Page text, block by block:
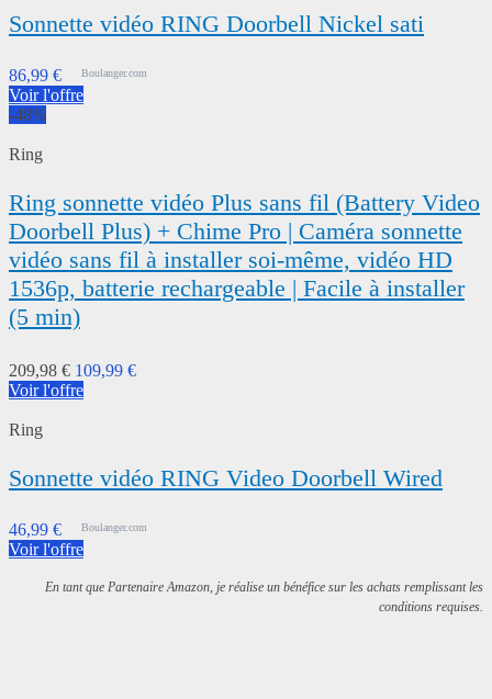
Sonnette vidéo RING Doorbell Nickel sati
86,99 € Boulanger.com
Voir l'offre
-48%
Ring
Ring sonnette vidéo Plus sans fil (Battery Video
Doorbell Plus) + Chime Pro | Caméra sonnette
vidéo sans fil à installer soi-même, vidéo HD
1536p, batterie rechargeable | Facile à installer
(5 min)
209,98 € 109,99 €
Voir l'offre
Ring
Sonnette vidéo RING Video Doorbell Wired
46,99 € Boulanger.com
Voir l'offre
En tant que Partenaire Amazon, je réalise un bénéfice sur les achats remplissant les
conditions requises.